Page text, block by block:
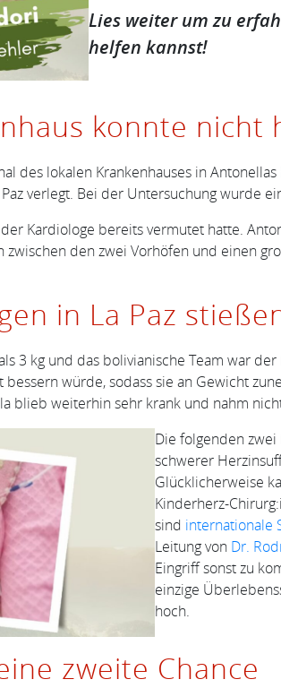
Lies weiter um zu
helfen kannst!
konnte nicht
des lokalen Krankenhauses in
verlegt. Bei der Untersuchung wurde
Kardiologe bereits vermutet hatte.
den zwei Vorhöfen und einen
in La Paz
3 kg und das bolivianische Team war
würde, sodass sie an Gewicht
blieb weiterhin sehr krank und nahm
Die folgenden
schwerer
Glücklicherweise
Kinderherz-
sind internationale
Leitung von Dr.
Eingriff sonst zu
einzige
hoch.
zweite Chance